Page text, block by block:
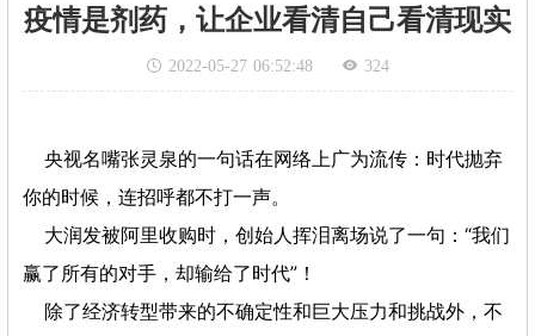
疫情是剂药，让企业看清自己看清现实
2022-05-27 06:52:48 324
央视名嘴张灵泉的一句话在网络上广为流传：时代抛弃
你的时候，连招呼都不打一声。
大润发被阿里收购时，创始人挥泪离场说了一句：“我们
赢了所有的对手，却输给了时代”！
除了经济转型带来的不确定性和巨大压力和挑战外，不